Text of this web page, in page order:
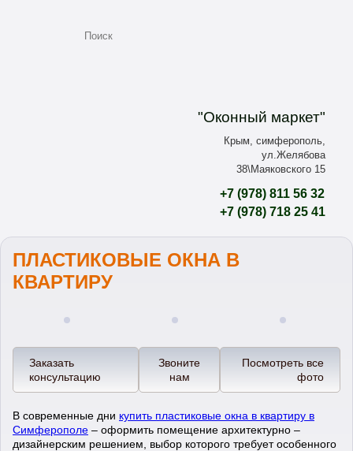
"Оконный маркет"
Крым, симферополь,
ул.Желябова
38\Маяковского 15
+7 (978) 811 56 32
+7 (978) 718 25 41
ПЛАСТИКОВЫЕ ОКНА В
КВАРТИРУ
Заказать
консультацию
Звоните
нам
Посмотреть все
фото
В современные дни купить пластиковые окна в квартиру в
Симферополе – оформить помещение архитектурно –
дизайнерским решением, выбор которого требует особенного